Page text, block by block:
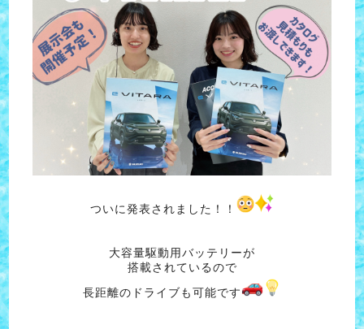
ついに発表されました！！
大容量駆動用バッテリーが
搭載されているので
長距離のドライブも可能です